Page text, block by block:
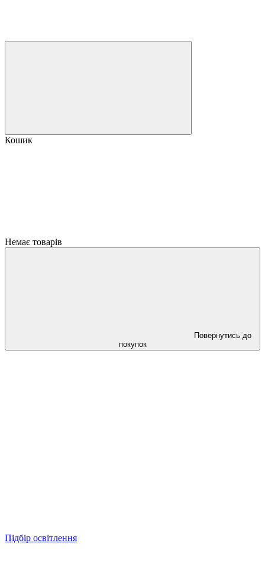
Кошик
Немає товарів
Повернутись до
покупок
Підбір освітлення